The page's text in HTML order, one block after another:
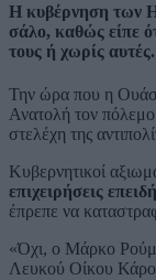
Η κυβέρνηση των
σάλο, καθώς είπε
τους ή χωρίς αυτές.
Την ώρα που η
Ανατολή τον
στελέχη της
Κυβερνητικοί
επιχειρήσεις
έπρεπε να
«Όχι, ο Μάρκο
Λευκού Οίκου